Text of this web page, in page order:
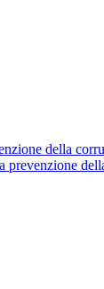
della
prevenzione